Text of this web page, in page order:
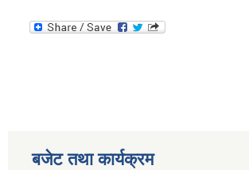
बजेट तथा कार्यक्रम